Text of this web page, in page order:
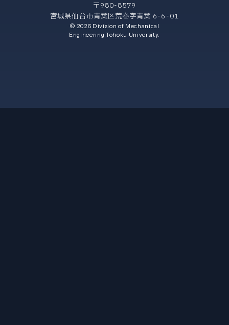
〒980-8579
宮城県仙台市青葉区荒巻字青葉 6-6-01
© 2026 Division of Mechanical
Engineering,Tohoku University.